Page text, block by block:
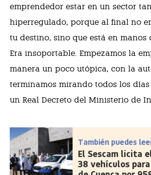
emprendedor estar en un sector
hiperregulado, porque al final no
tu destino, sino que está en manos
Era insoportable. Empezamos la
manera un poco utópica, con la
terminamos mirando todos los
un Real Decreto del Ministerio de
También puedes
El Sescam licita
38 vehículos